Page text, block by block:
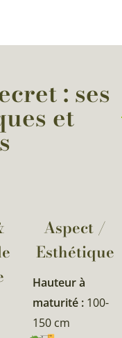
: ses
et
Aspect /
Esthétique
Hauteur à
maturité : 100-
150 cm